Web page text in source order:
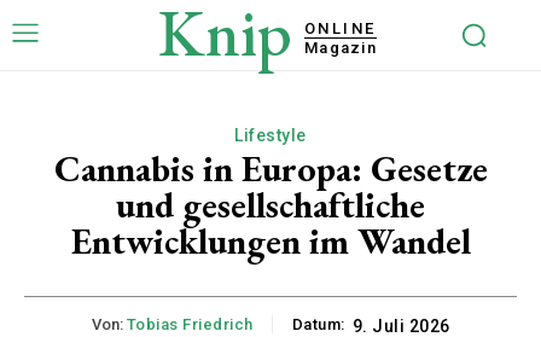
Knip
ONLINE
Magazin
Lifestyle
Cannabis in Europa: Gesetze
und gesellschaftliche
Entwicklungen im Wandel
Von: Tobias Friedrich Datum: 9. Juli 2026